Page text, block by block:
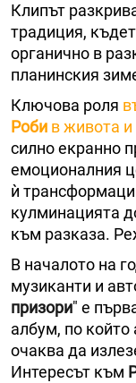
Клипът
традиция,
органично в
планинския
Ключова роля
Роби в живота
силно екранно
емоционалния
ѝ
кулминацията
към разказа.
В началото на
музиканти и
призори" е
албум, по който
очаква да
Интересът към